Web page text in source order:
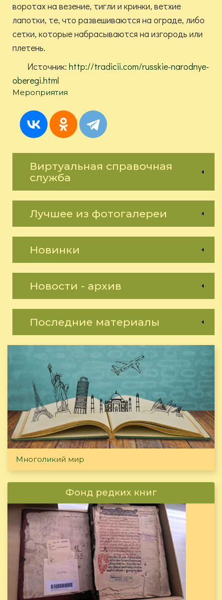
воротах на везение, тигли и кринки, ветхие
лапотки, те, что развешиваются на ограде, либо
сетки, которые набрасываются на изгородь или
плетень.
Источник: http://tradicii.com/russkie-narodnye-
oberegi.html
Мероприятия
Виртуальная справочная
служба
Лучшее из фотогалереи
Новинки
Новости - архив
Последние материалы
Многоликий мир
Фонд редких книг